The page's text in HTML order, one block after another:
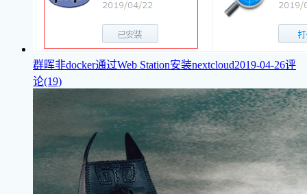
群晖非docker通过Web Station安装nextcloud2019-04-26评
论(19)